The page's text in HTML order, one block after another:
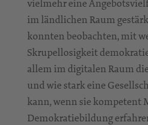
vielmehr eine
im ländlichen Raum
konnten beobachten, mit
Skrupellosigkeit
allem im digitalen Raum
und wie stark eine
kann, wenn sie kompetent
Demokratiebildung